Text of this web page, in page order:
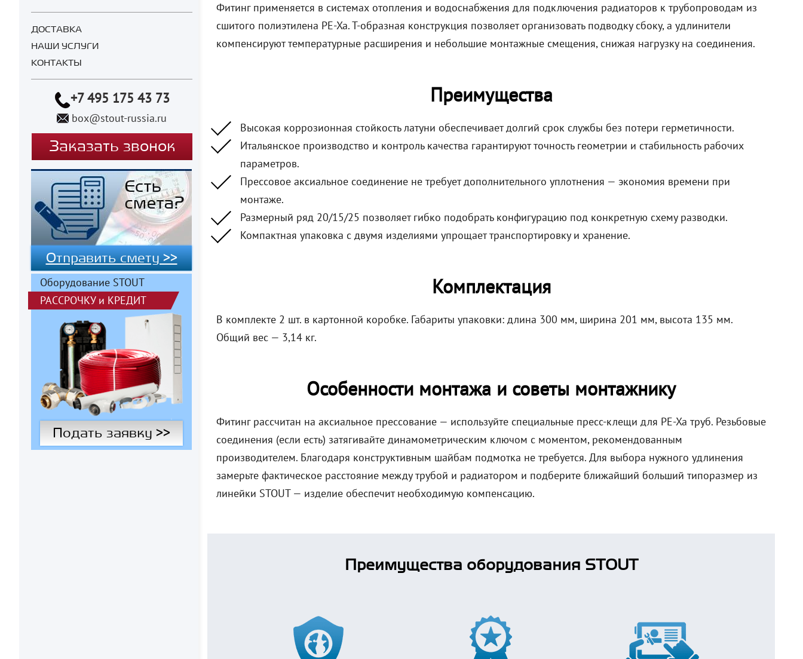
ДОСТАВКА
НАШИ УСЛУГИ
КОНТАКТЫ
+7 495 175 43 73
box@stout-russia.ru
Заказать звонок
Отправить смету >>
Оборудование STOUT
РАССРОЧКУи КРЕДИТ
Подать заявку >>
Фитинг применяется в системах отопления и водоснабжения для подключения радиаторов к трубопроводам из
сшитого полиэтилена PE-Xa. T-образная конструкция позволяет организовать подводку сбоку, а удлинители
компенсируют температурные расширения и небольшие монтажные смещения, снижая нагрузку на соединения.
Преимущества
Высокая коррозионная стойкость латуни обеспечивает долгий срок службы без потери герметичности.
Итальянское производство и контроль качества гарантируют точность геометрии и стабильность рабочих
параметров.
Прессовое аксиальное соединение не требует дополнительного уплотнения — экономия времени при
монтаже.
Размерный ряд 20/15/25 позволяет гибко подобрать конфигурацию под конкретную схему разводки.
Компактная упаковка с двумя изделиями упрощает транспортировку и хранение.
Комплектация
В комплекте 2 шт. в картонной коробке. Габариты упаковки: длина 300 мм, ширина 201 мм, высота 135 мм.
Общий вес — 3,14 кг.
Особенности монтажа и советы монтажнику
Фитинг рассчитан на аксиальное прессование — используйте специальные пресс-клещи для PE-Xa труб. Резьбовые
соединения (если есть) затягивайте динамометрическим ключом с моментом, рекомендованным
производителем. Благодаря конструктивным шайбам подмотка не требуется. Для выбора нужного удлинения
замерьте фактическое расстояние между трубой и радиатором и подберите ближайший больший типоразмер из
линейки STOUT — изделие обеспечит необходимую компенсацию.
Преимущества оборудования STOUT